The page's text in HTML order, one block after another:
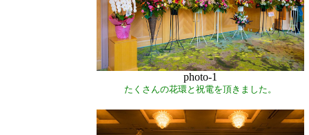
photo-1
たくさんの花環と祝電を頂きました。